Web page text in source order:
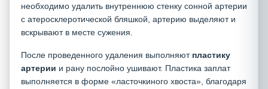
необходимо удалить внутреннюю стенку сонной артерии
с атеросклеротической бляшкой, артерию выделяют и
вскрывают в месте сужения.
После проведенного удаления выполняют пластику
артерии и рану послойно ушивают. Пластика заплат
выполняется в форме «ласточкиного хвоста», благодаря